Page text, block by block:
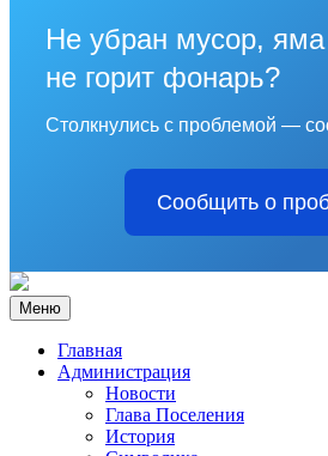
Не убран мусор, яма
не горит фонарь?
Столкнулись с проблемой —
Сообщить о
Меню
Главная
Администрация
Новости
Глава Поселения
История